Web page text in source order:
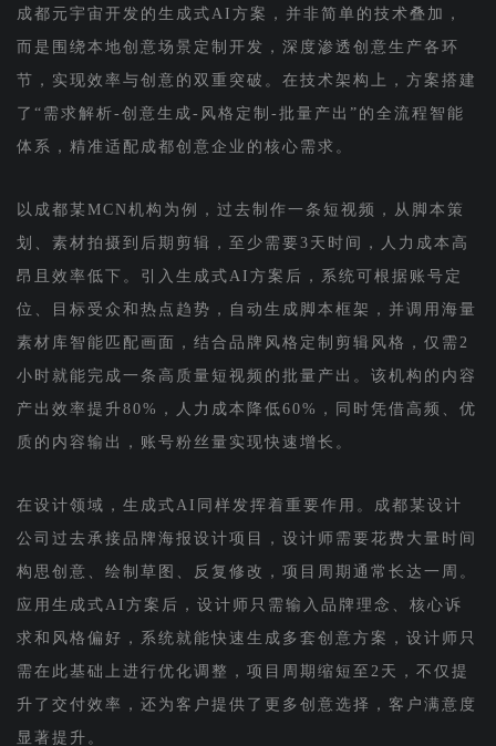
成都元宇宙开发的生成式AI方案，并非简单的技术叠加，
而是围绕本地创意场景定制开发，深度渗透创意生产各环
节，实现效率与创意的双重突破。在技术架构上，方案搭建
了“需求解析-创意生成-风格定制-批量产出”的全流程智能
体系，精准适配成都创意企业的核心需求。
以成都某MCN机构为例，过去制作一条短视频，从脚本策
划、素材拍摄到后期剪辑，至少需要3天时间，人力成本高
昂且效率低下。引入生成式AI方案后，系统可根据账号定
位、目标受众和热点趋势，自动生成脚本框架，并调用海量
素材库智能匹配画面，结合品牌风格定制剪辑风格，仅需2
小时就能完成一条高质量短视频的批量产出。该机构的内容
产出效率提升80%，人力成本降低60%，同时凭借高频、优
质的内容输出，账号粉丝量实现快速增长。
在设计领域，生成式AI同样发挥着重要作用。成都某设计
公司过去承接品牌海报设计项目，设计师需要花费大量时间
构思创意、绘制草图、反复修改，项目周期通常长达一周。
应用生成式AI方案后，设计师只需输入品牌理念、核心诉
求和风格偏好，系统就能快速生成多套创意方案，设计师只
需在此基础上进行优化调整，项目周期缩短至2天，不仅提
升了交付效率，还为客户提供了更多创意选择，客户满意度
显著提升。